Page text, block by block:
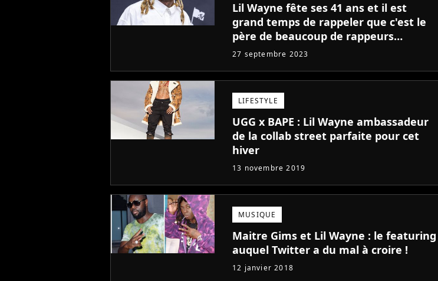
Lil Wayne fête ses 41 ans et il est
grand temps de rappeler que c'est le
père de beaucoup de rappeurs
d'aujourd'hui
27 septembre 2023
LIFESTYLE
UGG x BAPE : Lil Wayne ambassadeur
de la collab street parfaite pour cet
hiver
13 novembre 2019
MUSIQUE
Maitre Gims et Lil Wayne : le featuring
auquel Twitter a du mal à croire !
12 janvier 2018